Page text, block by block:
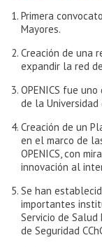
Primera
Mayores.
Creación de una
expandir la red
OPENICS fue
de la Universidad
Creación de un
en el marco de
OPENICS, con
innovación al
Se han
importantes
Servicio de
de Seguridad